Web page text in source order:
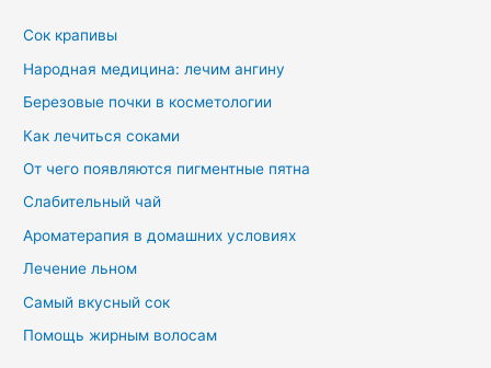
Сок крапивы
Народная медицина: лечим ангину
Березовые почки в косметологии
Как лечиться соками
От чего появляются пигментные пятна
Слабительный чай
Ароматерапия в домашних условиях
Лечение льном
Самый вкусный сок
Помощь жирным волосам